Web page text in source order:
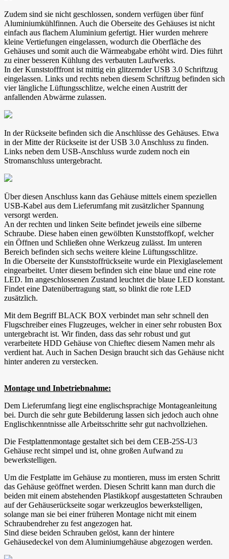
Zudem sind sie nicht geschlossen, sondern verfügen über fünf
Aluminiumkühlfinnen. Auch die Oberseite des Gehäuses ist nicht
einfach aus flachem Aluminium gefertigt. Hier wurden mehrere
kleine Vertiefungen eingelassen, wodurch die Oberfläche des
Gehäuses und somit auch die Wärmeabgabe erhöht wird. Dies führt
zu einer besseren Kühlung des verbauten Laufwerks.
In der Kunststofffront ist mittig ein glitzernder USB 3.0 Schriftzug
eingelassen. Links und rechts neben diesem Schriftzug befinden sich
vier längliche Lüftungsschlitze, welche einen Austritt der
anfallenden Abwärme zulassen.
In der Rückseite befinden sich die Anschlüsse des Gehäuses. Etwa
in der Mitte der Rückseite ist der USB 3.0 Anschluss zu finden.
Links neben dem USB-Anschluss wurde zudem noch ein
Stromanschluss untergebracht.
Über diesen Anschluss kann das Gehäuse mittels einem speziellen
USB-Kabel aus dem Lieferumfang mit zusätzlicher Spannung
versorgt werden.
An der rechten und linken Seite befindet jeweils eine silberne
Schraube. Diese haben einen gewölbten Kunststoffkopf, welcher
ein Öffnen und Schließen ohne Werkzeug zulässt. Im unteren
Bereich befinden sich sechs weitere kleine Lüftungsschlitze.
In die Oberseite der Kunststoffrückseite wurde ein Plexiglaselement
eingearbeitet. Unter diesem befinden sich eine blaue und eine rote
LED. Im angeschlossenen Zustand leuchtet die blaue LED konstant.
Findet eine Datenübertragung statt, so blinkt die rote LED
zusätzlich.
Mit dem Begriff BLACK BOX verbindet man sehr schnell den
Flugschreiber eines Flugzeuges, welcher in einer sehr robusten Box
untergebracht ist. Wir finden, dass das sehr robust und gut
verarbeitete HDD Gehäuse von Chieftec diesem Namen mehr als
verdient hat. Auch in Sachen Design braucht sich das Gehäuse nicht
hinter anderen zu verstecken.
Montage und Inbetriebnahme:
Dem Lieferumfang liegt eine englischsprachige Montageanleitung
bei. Durch die sehr gute Bebilderung lassen sich jedoch auch ohne
Englischkenntnisse alle Arbeitsschritte sehr gut nachvollziehen.
Die Festplattenmontage gestaltet sich bei dem CEB-25S-U3
Gehäuse recht simpel und ist, ohne großen Aufwand zu
bewerkstelligen.
Um die Festplatte im Gehäuse zu montieren, muss im ersten Schritt
das Gehäuse geöffnet werden. Diesen Schritt kann man durch die
beiden mit einem abstehenden Plastikkopf ausgestatteten Schrauben
auf der Gehäuserückseite sogar werkzeuglos bewerkstelligen,
solange man sie bei einer früheren Montage nicht mit einem
Schraubendreher zu fest angezogen hat.
Sind diese beiden Schrauben gelöst, kann der hintere
Gehäusedeckel von dem Aluminiumgehäuse abgezogen werden.